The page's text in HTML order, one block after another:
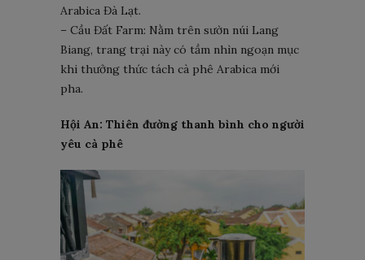
Arabica Đà Lạt.
– Cầu Đất Farm: Nằm trên sườn núi Lang
Biang, trang trại này có tầm nhìn ngoạn mục
khi thưởng thức tách cà phê Arabica mới
pha.
Hội An: Thiên đường thanh bình cho người
yêu cà phê